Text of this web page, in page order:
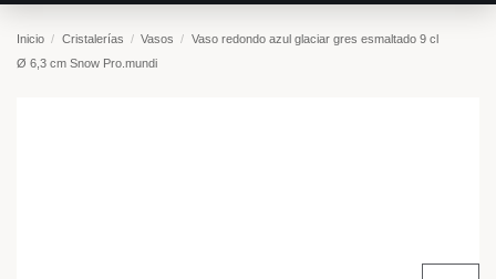
Inicio Cristalerías Vasos
Vaso redondo azul glaciar gres esmaltado 9 cl
Ø 6,3 cm Snow Pro.mundi